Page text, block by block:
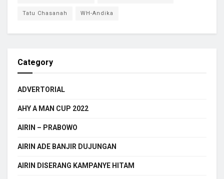
Tatu Chasanah WH-Andika
Category
ADVERTORIAL
AHY A MAN CUP 2022
AIRIN – PRABOWO
AIRIN ADE BANJIR DUJUNGAN
AIRIN DISERANG KAMPANYE HITAM